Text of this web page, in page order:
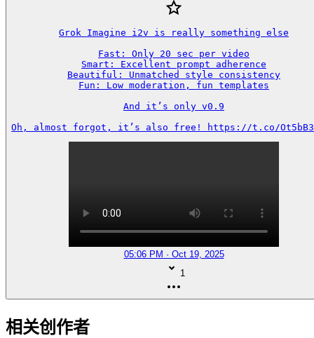
Grok Imagine i2v is really something else
Fast: Only 20 sec per video
Smart: Excellent prompt adherence
Beautiful: Unmatched style consistency
Fun: Low moderation, fun templates
And it’s only v0.9
Oh, almost forgot, it’s also free! https://t.co/
05:06 PM · Oct 19, 2025
1
相关创作者